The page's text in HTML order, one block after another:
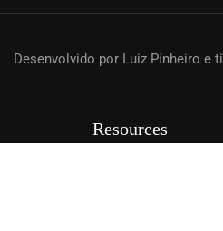
Desenvolvido por Luiz Pinheiro e
Resources
Forums
política de